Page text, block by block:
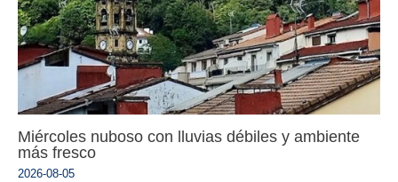
Miércoles nuboso con lluvias débiles y ambiente
más fresco
2026-08-05